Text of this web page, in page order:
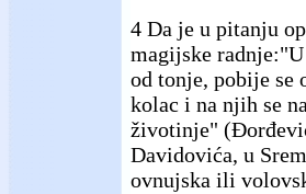
4 Da je u pitanju
magijske
od tonje, pobije se
kolac i na njih se
životinje"
Davidovića, u
ovnujska ili